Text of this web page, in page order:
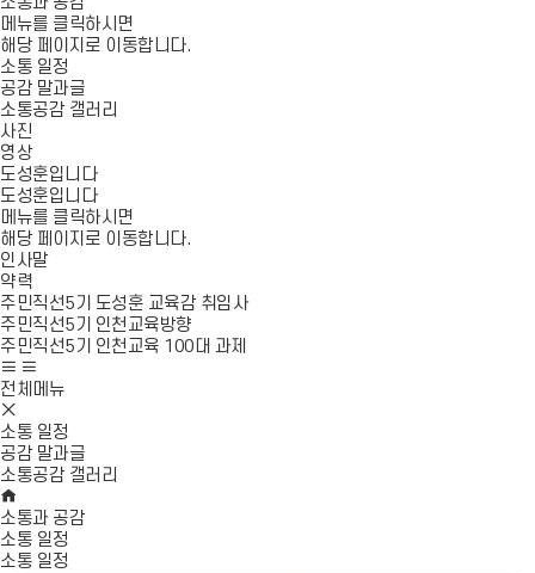
메뉴를 클릭하시면
해당 페이지로 이동합니다.
소통 일정
공감 말과글
소통공감 갤러리
사진
영상
도성훈입니다
도성훈입니다
메뉴를 클릭하시면
해당 페이지로 이동합니다.
인사말
약력
주민직선5기 도성훈 교육감 취임사
주민직선5기 인천교육방향
주민직선5기 인천교육 100대 과제
사
이
트
맵
이
동
모
바
메
뉴
열
전체메뉴
모
바
일
메
뉴
닫
기
소통 일정
공감 말과글
소통공감 갤러리
H
O
M
E
소통과 공감
소통 일정
소통 일정